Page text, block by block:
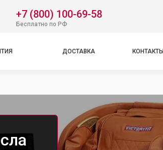
+7 (800) 100-69-58
Бесплатно по РФ
ДОСТАВКА КОНТАКТЫ